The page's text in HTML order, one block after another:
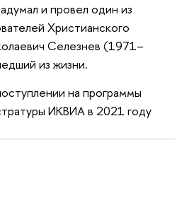
и провел один из
Христианского
Селезнев (1971–
из жизни.
на программы
ИКВИА в 2021 году